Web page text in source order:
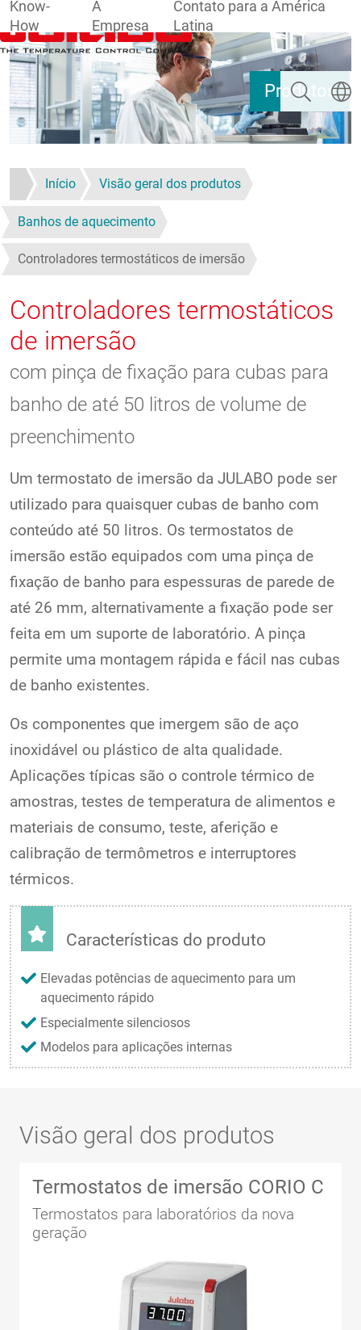
Pular para o conteúdo principal
Produtos
Know-
How
A
Empresa
Contato para a América
Latina
Pesquisar
Início Visão geral dos produtos
Banhos de aquecimento
Controladores termostáticos de imersão
Controladores termostáticos
de imersão
com pinça de fixação para cubas para
banho de até 50 litros de volume de
preenchimento
Um termostato de imersão da JULABO pode ser
utilizado para quaisquer cubas de banho com
conteúdo até 50 litros. Os termostatos de
imersão estão equipados com uma pinça de
fixação de banho para espessuras de parede de
até 26 mm, alternativamente a fixação pode ser
feita em um suporte de laboratório. A pinça
permite uma montagem rápida e fácil nas cubas
de banho existentes.
Os componentes que imergem são de aço
inoxidável ou plástico de alta qualidade.
Aplicações típicas são o controle térmico de
amostras, testes de temperatura de alimentos e
materiais de consumo, teste, aferição e
calibração de termômetros e interruptores
térmicos.
Características do produto
Elevadas potências de aquecimento para um
aquecimento rápido
Especialmente silenciosos
Modelos para aplicações internas
Visão geral dos produtos
Termostatos de imersão CORIO C
Termostatos para laboratórios da nova
geração